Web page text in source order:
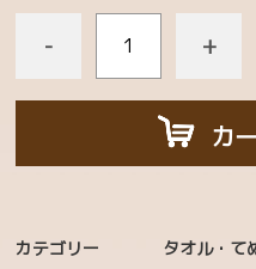
タオル・てぬぐい
帽子・ヘアアクセサリー
- +
カ
カテゴリー タオル・て